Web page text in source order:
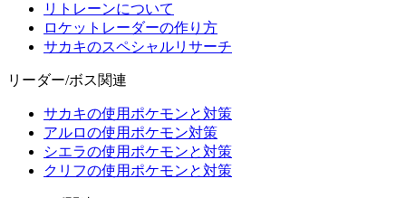
リトレーンについて
ロケットレーダーの作り方
サカキのスペシャルリサーチ
リーダー/ボス関連
サカキの使用ポケモンと対策
アルロの使用ポケモン対策
シエラの使用ポケモンと対策
クリフの使用ポケモンと対策